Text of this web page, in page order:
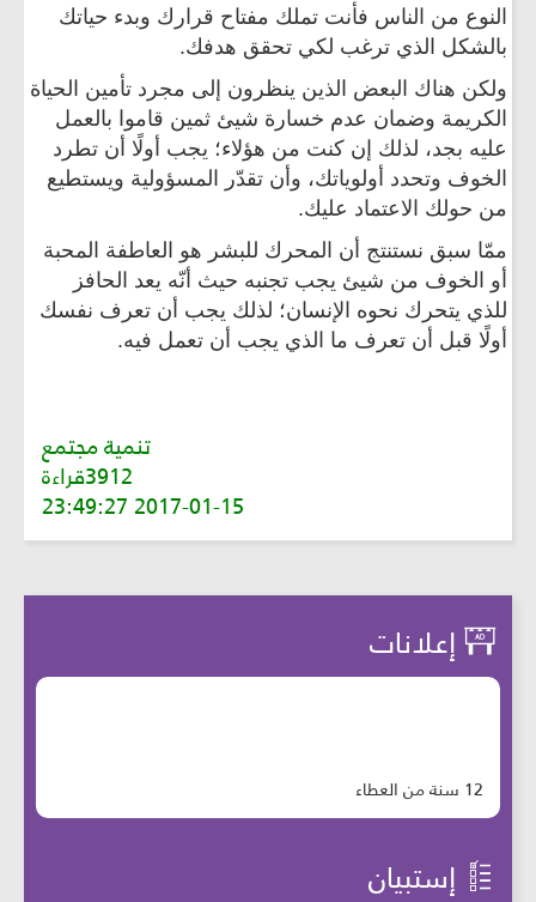
النوع من الناس فأنت تملك مفتاح قرارك وبدء حياتك
بالشكل الذي ترغب لكي تحقق هدفك.
ولكن هناك البعض الذين ينظرون إلى مجرد تأمين الحياة
الكريمة وضمان عدم خسارة شيئ ثمين قاموا بالعمل
عليه بجد، لذلك إن كنت من هؤلاء؛ يجب أولًا أن تطرد
الخوف وتحدد أولوياتك، وأن تقدّر المسؤولية ويستطيع
من حولك الاعتماد عليك.
ممّا سبق نستنتج أن المحرك للبشر هو العاطفة المحبة
أو الخوف من شيئ يجب تجنبه حيث أنّه يعد الحافز
للذي يتحرك نحوه الإنسان؛ لذلك يجب أن تعرف نفسك
أولًا قبل أن تعرف ما الذي يجب أن تعمل فيه.
تنمية مجتمع
3912قراءة
2017-01-15 23:49:27
إعلانات
12 سنة من العطاء
إستبيان